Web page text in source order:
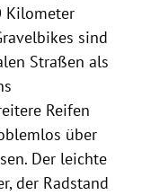
Kilometer
sind
Straßen als
Reifen
über
Der leichte
der Radstand